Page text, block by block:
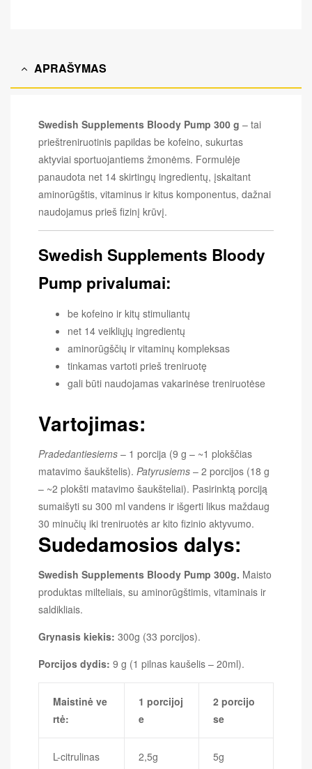
APRAŠYMAS
Swedish Supplements Bloody Pump 300 g – tai
prieštreniruotinis papildas be kofeino, sukurtas
aktyviai sportuojantiems žmonėms. Formulėje
panaudota net 14 skirtingų ingredientų, įskaitant
aminorūgštis, vitaminus ir kitus komponentus, dažnai
naudojamus prieš fizinį krūvį.
Swedish Supplements Bloody
Pump privalumai:
be kofeino ir kitų stimuliantų
net 14 veikliųjų ingredientų
aminorūgščių ir vitaminų kompleksas
tinkamas vartoti prieš treniruotę
gali būti naudojamas vakarinėse treniruotėse
Vartojimas:
Pradedantiesiems – 1 porcija (9 g – ~1 plokščias
matavimo šaukštelis). Patyrusiems – 2 porcijos (18 g
– ~2 plokšti matavimo šaukšteliai). Pasirinktą porciją
sumaišyti su 300 ml vandens ir išgerti likus maždaug
30 minučių iki treniruotės ar kito fizinio aktyvumo.
Sudedamosios dalys:
Swedish Supplements Bloody Pump 300g. Maisto
produktas milteliais, su aminorūgštimis, vitaminais ir
saldikliais.
Grynasis kiekis: 300g (33 porcijos).
Porcijos dydis: 9 g (1 pilnas kaušelis – 20ml).
Maistinė ve
rtė:
1 porcijoj
e
2 porcijo
se
L-citrulinas 2,5g 5g